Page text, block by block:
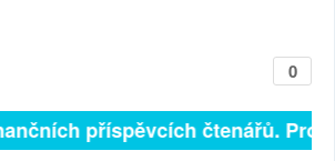
0
příspěvcích čtenářů.